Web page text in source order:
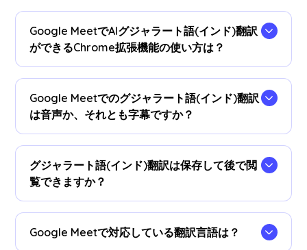
はい、無料でご利用いただけます。必要に応じて
プラン
をアップグレードして、グジャラート語(イ
ンド)翻訳時間を追加できます。
Google MeetでAIグジャラート語(インド)翻訳
ができるChrome拡張機能の使い方は？
まず、JotMeのChrome拡張機能をChromeに追加
するとすぐにリアルタイムグジャラート語(イン
ド)翻訳が使えます。
Google Meetでのグジャラート語(インド)翻訳
は音声か、それとも字幕ですか？
現在、字幕で公には提供しております。音声グジ
ャラート語(インド)翻訳が必要な場合は、お問い
合わせください。
グジャラート語(インド)翻訳は保存して後で閲
覧できますか？
はい、保存された翻訳はJotMeダッシュボードで
閲覧可能です。文字起こしされた議事録もグジャ
ラート語(インド)翻訳と並べて確認できます。
Google Meetで対応している翻訳言語は？